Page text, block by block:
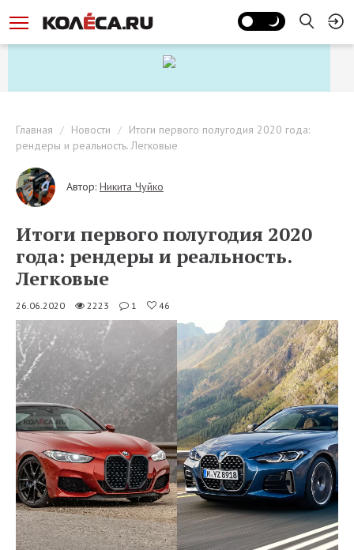
Главная Новости
Итоги первого полугодия 2020 года:
рендеры и реальность. Легковые
Автор: Никита Чуйко
Итоги первого полугодия 2020
года: рендеры и реальность.
Легковые
26.06.2020 2223 1 46